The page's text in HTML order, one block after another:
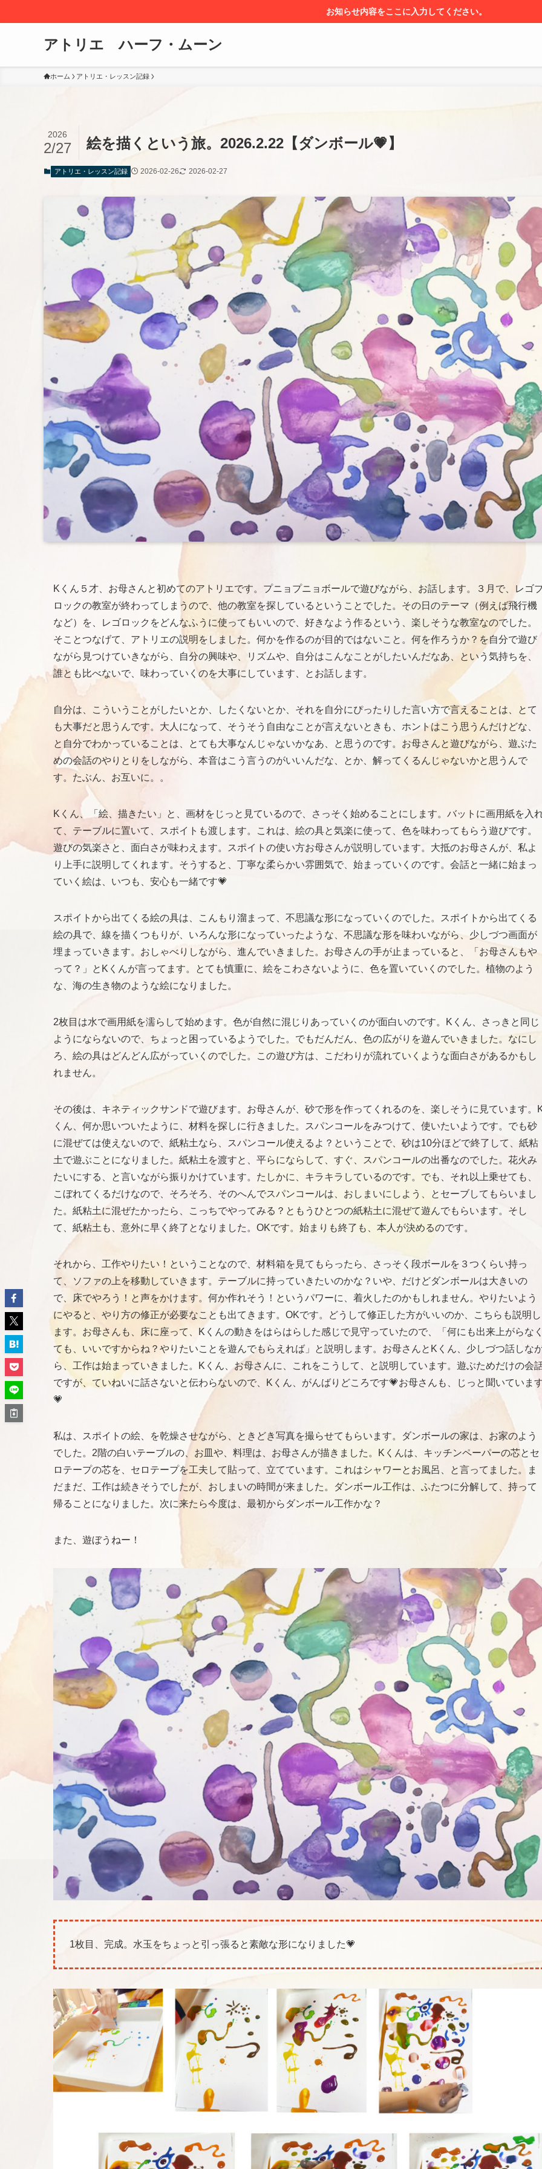
お知らせ内容をここに入力してください。
アトリエ ハーフ・ムーン
ホーム アトリエ・レッスン記録
絵を描くという旅。2026.2.22【ダンボール💗】
2026
2/27
アトリエ・レッスン記録 2026-02-26 2026-02-27
Kくん５才、お母さんと初めてのアトリエです。プニョプニョボールで遊びながら、お話します。３月で、レゴ
ロックの教室が終わってしまうので、他の教室を探しているということでした。その日のテーマ（例えば飛行機
など）を、レゴロックをどんなふうに使ってもいいので、好きなよう作るという、楽しそうな教室なのでした。
そことつなげて、アトリエの説明をしました。何かを作るのが目的ではないこと。何を作ろうか？を自分で遊び
ながら見つけていきながら、自分の興味や、リズムや、自分はこんなことがしたいんだなあ、という気持ちを、
誰とも比べないで、味わっていくのを大事にしています、とお話します。
自分は、こういうことがしたいとか、したくないとか、それを自分にぴったりした言い方で言えることは、とて
も大事だと思うんです。大人になって、そうそう自由なことが言えないときも、ホントはこう思うんだけどな、
と自分でわかっていることは、とても大事なんじゃないかなあ、と思うのです。お母さんと遊びながら、遊ぶた
めの会話のやりとりをしながら、本音はこう言うのがいいんだな、とか、解ってくるんじゃないかと思うんで
す。たぶん、お互いに。。
Kくん、「絵、描きたい」と、画材をじっと見ているので、さっそく始めることにします。バットに画用紙を入
て、テーブルに置いて、スポイトも渡します。これは、絵の具と気楽に使って、色を味わってもらう遊びです。
遊びの気楽さと、面白さが味わえます。スポイトの使い方お母さんが説明しています。大抵のお母さんが、私よ
り上手に説明してくれます。そうすると、丁寧な柔らかい雰囲気で、始まっていくのです。会話と一緒に始まっ
ていく絵は、いつも、安心も一緒です💗
スポイトから出てくる絵の具は、こんもり溜まって、不思議な形になっていくのでした。スポイトから出てくる
絵の具で、線を描くつもりが、いろんな形になっていったような、不思議な形を味わいながら、少しづつ画面が
埋まっていきます。おしゃべりしながら、進んでいきました。お母さんの手が止まっていると、「お母さんもや
って？」とKくんが言ってます。とても慎重に、絵をこわさないように、色を置いていくのでした。植物のよう
な、海の生き物のような絵になりました。
2枚目は水で画用紙を濡らして始めます。色が自然に混じりあっていくのが面白いのです。Kくん、さっきと同じ
ようにならないので、ちょっと困っているようでした。でもだんだん、色の広がりを遊んでいきました。なにし
ろ、絵の具はどんどん広がっていくのでした。この遊び方は、こだわりが流れていくような面白さがあるかもし
れません。
その後は、キネティックサンドで遊びます。お母さんが、砂で形を作ってくれるのを、楽しそうに見ています。
くん、何か思いついたように、材料を探しに行きました。スパンコールをみつけて、使いたいようです。でも砂
に混ぜては使えないので、紙粘土なら、スパンコール使えるよ？ということで、砂は10分ほどで終了して、紙粘
土で遊ぶことになりました。紙粘土を渡すと、平らにならして、すぐ、スパンコールの出番なのでした。花火み
たいにする、と言いながら振りかけています。たしかに、キラキラしているのです。でも、それ以上乗せても、
こぼれてくるだけなので、そろそろ、そのへんでスパンコールは、おしまいにしよう、とセーブしてもらいまし
た。紙粘土に混ぜたかったら、こっちでやってみる？ともうひとつの紙粘土に混ぜて遊んでもらいます。そし
て、紙粘土も、意外に早く終了となりました。OKです。始まりも終了も、本人が決めるのです。
それから、工作やりたい！ということなので、材料箱を見てもらったら、さっそく段ボールを３つくらい持っ
て、ソファの上を移動していきます。テーブルに持っていきたいのかな？いや、だけどダンボールは大きいの
で、床でやろう！と声をかけます。何か作れそう！というパワーに、着火したのかもしれません。やりたいよう
にやると、やり方の修正が必要なことも出てきます。OKです。どうして修正した方がいいのか、こちらも説明し
ます。お母さんも、床に座って、Kくんの動きをはらはらした感じで見守っていたので、「何にも出来上がらな
ても、いいですからね？やりたいことを遊んでもらえれば」と説明します。お母さんとKくん、少しづつ話しな
ら、工作は始まっていきました。Kくん、お母さんに、これをこうして、と説明しています。遊ぶためだけの会
ですが、ていねいに話さないと伝わらないので、Kくん、がんばりどころです💗お母さんも、じっと聞いていま
💗
私は、スポイトの絵、を乾燥させながら、ときどき写真を撮らせてもらいます。ダンボールの家は、お家のよう
でした。2階の白いテーブルの、お皿や、料理は、お母さんが描きました。Kくんは、キッチンペーパーの芯とセ
ロテープの芯を、セロテープを工夫して貼って、立てています。これはシャワーとお風呂、と言ってました。ま
だまだ、工作は続きそうでしたが、おしまいの時間が来ました。ダンボール工作は、ふたつに分解して、持って
帰ることになりました。次に来たら今度は、最初からダンボール工作かな？
また、遊ぼうねー！
1枚目、完成。水玉をちょっと引っ張ると素敵な形になりました💗